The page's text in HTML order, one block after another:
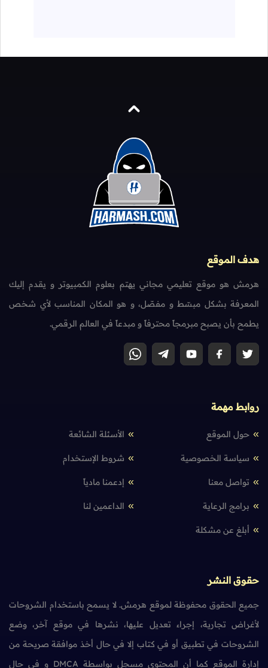
هدف الموقع
هرمش هو موقع تعليمي مجاني يهتم بعلوم الكمبيوتر و يقدم إليك
المعرفة بشكل مبسّط و مفصّل، و هو المكان المناسب لأي شخص
يطمح بأن يصبح مبرمجاً محترفاً و مبدعاً في العالم الرقمي.
روابط مهمة
حول الموقع الأسئلة الشائعة
سياسة الخصوصية شروط الإستخدام
تواصل معنا إدعمنا مادياً
برامج الرعاية الداعمين لنا
أبلغ عن مشكلة
حقوق النشر
جميع الحقوق محفوظة لموقع هرمش. لا يسمح باستخدام الشروحات
لأغراض تجارية، إجراء تعديل عليها، نشرها في موقع آخر، وضع
الشروحات في تطبيق أو في كتاب إلا في حال أخذ موافقة صريحة من
إدارة الموقع كما أن المحتوى مسجل بواسطة DMCA و في حال